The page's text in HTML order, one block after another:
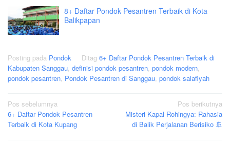
8+ Daftar Pondok Pesantren Terbaik di Kota
Balikpapan
Posting pada Pondok Ditag 6+ Daftar Pondok Pesantren Terbaik di
Kabupaten Sanggau definisi pondok pesantren pondok modern
pondok pesantren Pondok Pesantren di Sanggau pondok salafiyah
Navigasi
pos
Pos sebelumnya
6+ Daftar Pondok Pesantren
Terbaik di Kota Kupang
Pos berikutnya
Misteri Kapal Rohingya: Rahasia
di Balik Perjalanan Berisiko 🚢